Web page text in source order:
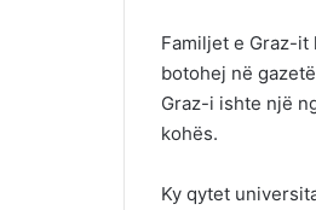
Familjet e Graz-
botohej në
Graz-i ishte një
kohës.
Ky qytet